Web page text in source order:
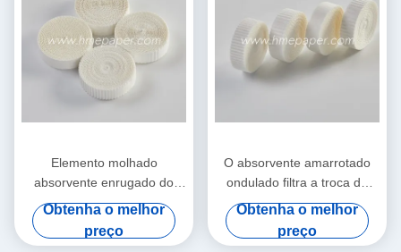
Elemento molhado
absorvente enrugado do
papel de filtro do cambista
Obtenha o melhor
preço
O absorvente amarrotado
ondulado filtra a troca do
calor de papel e da umidade
Obtenha o melhor
preço